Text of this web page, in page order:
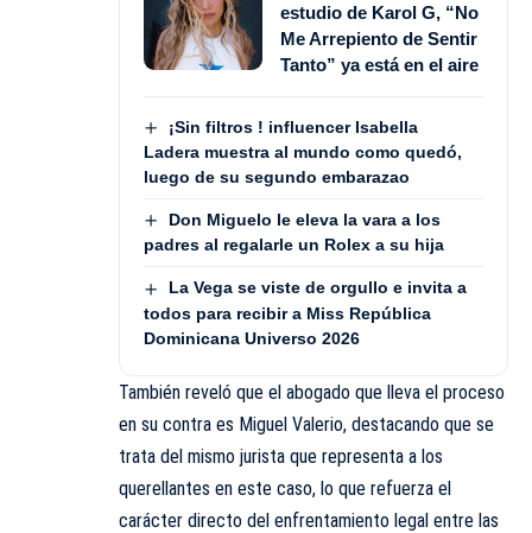
estudio de Karol G, “No
Me Arrepiento de Sentir
Tanto” ya está en el aire
¡Sin filtros ! influencer Isabella
Ladera muestra al mundo como quedó,
luego de su segundo embarazao
Don Miguelo le eleva la vara a los
padres al regalarle un Rolex a su hija
La Vega se viste de orgullo e invita a
todos para recibir a Miss República
Dominicana Universo 2026
También reveló que el abogado que lleva el proceso
en su contra es Miguel Valerio, destacando que se
trata del mismo jurista que representa a los
querellantes en este caso, lo que refuerza el
carácter directo del enfrentamiento legal entre las